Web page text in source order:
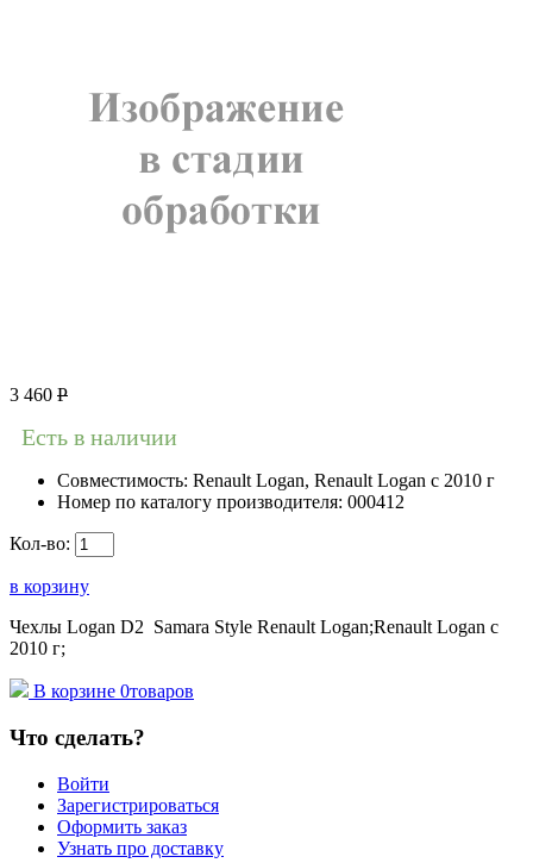
3 460 Р
Есть в наличии
Совместимость: Renault Logan, Renault Logan c 2010 г
Номер по каталогу производителя: 000412
Кол-во:
в корзину
Чехлы Logan D2 Samara Style Renault Logan;Renault Logan c
2010 г;
В корзине 0товаров
Что сделать?
Войти
Зарегистрироваться
Оформить заказ
Узнать про доставку